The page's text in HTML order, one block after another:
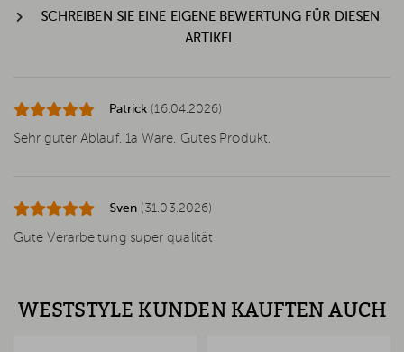
SCHREIBEN SIE EINE EIGENE BEWERTUNG FÜR DIESEN
ARTIKEL
Patrick (16.04.2026)
Sehr guter Ablauf. 1a Ware. Gutes Produkt.
Sven (31.03.2026)
Gute Verarbeitung super qualität
WESTSTYLE KUNDEN KAUFTEN AUCH